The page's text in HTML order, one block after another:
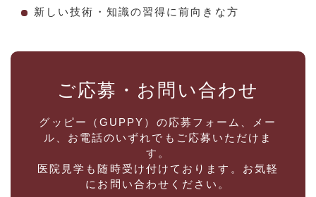
新しい技術・知識の習得に前向きな方
ご応募・お問い合わせ
グッピー（GUPPY）の応募フォーム、メー
ル、お電話のいずれでもご応募いただけま
す。
医院見学も随時受け付けております。お気軽
にお問い合わせください。